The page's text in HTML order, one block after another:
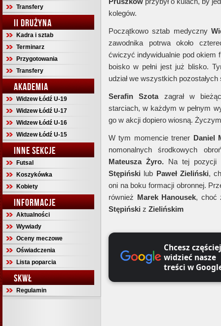
Transfery
II DRUŻYNA
Kadra i sztab
Terminarz
Przygotowania
Transfery
AKADEMIA
Widzew Łódź U-19
Widzew Łódź U-17
Widzew Łódź U-16
Widzew Łódź U-15
INNE SEKCJE
Futsal
Koszykówka
Kobiety
INFORMACJE
Aktualności
Wywiady
Oceny meczowe
Oświadczenia
Lista poparcia
SKWŁ
Regulamin
kolegów.
Początkowo sztab medyczny
zawodnika potrwa około
ćwiczyć indywidualnie pod okiem
boisko w pełni jest już blisko.
udział we wszystkich
Serafin Szotazagrał w
starciach, w każdym w pełnym
go w akcji dopiero wiosną.
W tym momencie trener Daniel
nomonalnych środkowych
Mateusza Żyro. Na tej pozycji
Stępiński lub Paweł Zieliński,
oni na boku formacji obronnej.
również Marek Hanousek, choć
Stępiński z Zielińskim
Chcesz częściej
widzieć nasze
treści w